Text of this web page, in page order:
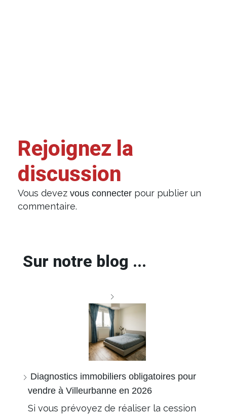
Rejoignez la
discussion
Vous devez vous connecter pour publier un
commentaire.
Sur notre blog ...
Diagnostics immobiliers obligatoires pour
vendre à Villeurbanne en 2026
Si vous prévoyez de réaliser la cession